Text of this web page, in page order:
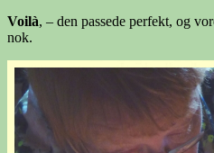
Voilà, – den passede perfekt, og
nok.